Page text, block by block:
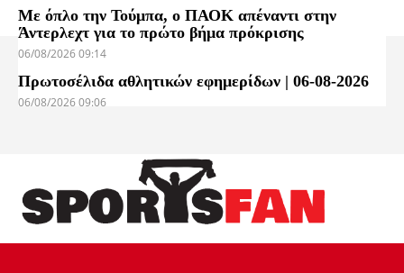
Με όπλο την Τούμπα, ο ΠΑΟΚ απέναντι στην
Άντερλεχτ για το πρώτο βήμα πρόκρισης
06/08/2026 09:14
Πρωτοσέλιδα αθλητικών εφημερίδων | 06-08-2026
06/08/2026 09:06